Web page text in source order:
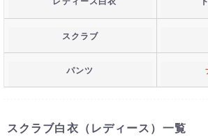
スクラブ
パンツ
スクラブ白衣（レディース）一覧